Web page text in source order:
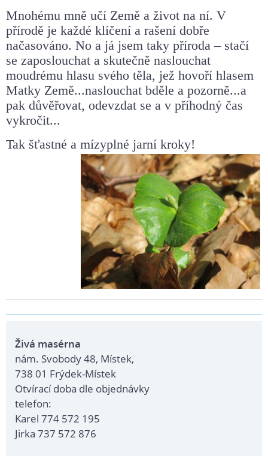
Mnohému mně učí Země a život na ní. V
přírodě je každé klíčení a rašení dobře
načasováno. No a já jsem taky příroda – stačí
se zaposlouchat a skutečně naslouchat
moudrému hlasu svého těla, jež hovoří hlasem
Matky Země...naslouchat bděle a pozorně...a
pak důvěřovat, odevzdat se a v příhodný čas
vykročit...
Tak šťastné a mízyplné jarní kroky!
Živá masérna
nám. Svobody 48, Místek,
738 01 Frýdek-Místek
Otvírací doba dle objednávky
telefon:
Karel 774 572 195
Jirka 737 572 876